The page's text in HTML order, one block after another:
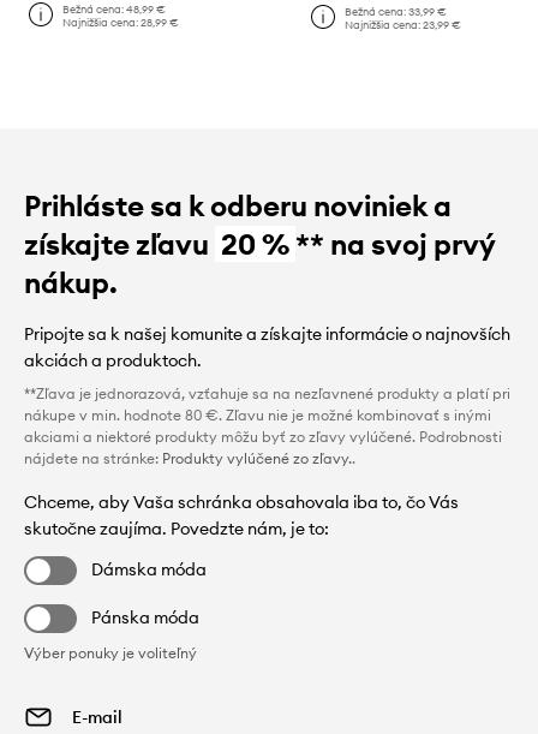
Bežná cena:48,99 €
Najnižšia cena:28,99 €
Bežná cena: 33,99 €
Najnižšia cena: 23,99 €
Prihláste sa k odberu noviniek a
získajte zľavu 20 %** na svoj prvý
nákup.
Pripojte sa k našej komunite a získajte informácie o najnovších
akciách a produktoch.
**Zľava je jednorazová, vzťahuje sa na nezľavnené produkty a platí pri
nákupe v min. hodnote 80 €. Zľavu nie je možné kombinovať s inými
akciami a niektoré produkty môžu byť zo zľavy vylúčené. Podrobnosti
nájdete na stránke: Produkty vylúčené zo zľavy..
Chceme, aby Vaša schránka obsahovala iba to, čo Vás
skutočne zaujíma. Povedzte nám, je to:
Dámska móda
Pánska móda
Výber ponuky je voliteľný